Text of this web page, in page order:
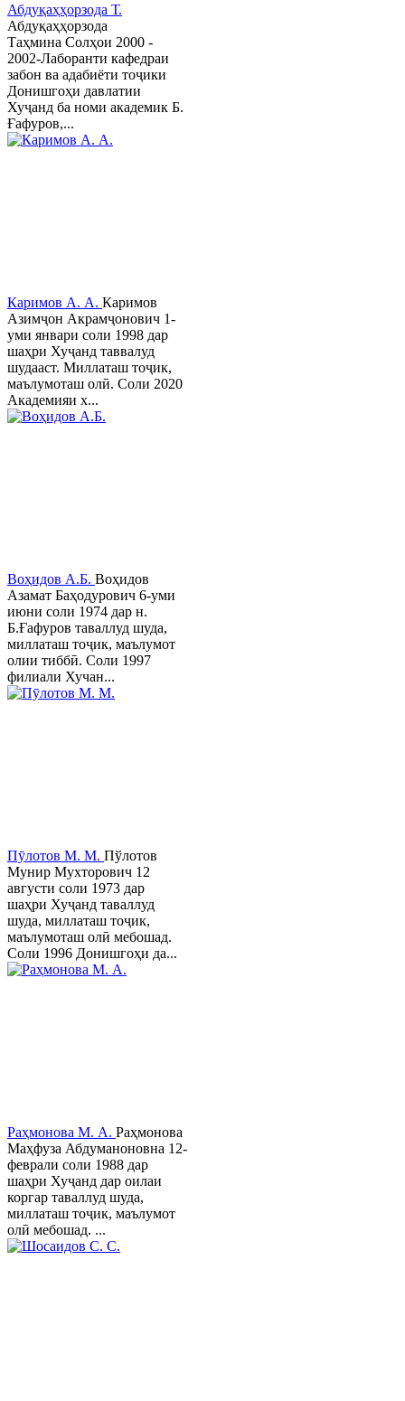
Абдуқаҳҳорзода Т.
Абдуқаҳҳорзода
Таҳмина Солҳои 2000 -
2002-Лаборанти кафедраи
забон ва адабиёти тоҷики
Донишгоҳи давлатии
Хуҷанд ба номи академик Б.
Ғафуров,...
Каримов А. А. Каримов
Азимҷон Акрамҷонович 1-
уми январи соли 1998 дар
шаҳри Хуҷанд таввалуд
шудааст. Миллаташ тоҷик,
маълумоташ олӣ. Соли 2020
Академияи х...
Воҳидов А.Б. Воҳидов
Азамат Баҳодурович 6-уми
июни соли 1974 дар н.
Б.Ғафуров таваллуд шуда,
миллаташ тоҷик, маълумот
олии тиббӣ. Соли 1997
филиали Хучан...
Пӯлотов М. М. Пўлотов
Мунир Мухторович 12
августи соли 1973 дар
шаҳри Хуҷанд таваллуд
шуда, миллаташ тоҷик,
маълумоташ олӣ мебошад.
Соли 1996 Донишгоҳи да...
Раҳмонова М. А. Раҳмонова
Маҳфуза Абдуманоновна 12-
феврали соли 1988 дар
шаҳри Хуҷанд дар оилаи
коргар таваллуд шуда,
миллаташ тоҷик, маълумот
олӣ мебошад. ...